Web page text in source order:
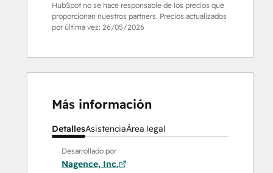
HubSpot no se hace responsable de los precios que
proporcionan nuestros partners. Precios actualizados
por última vez: 26/05/2026
Más información
DetallesAsistenciaÁrea legal
Desarrollado por
Nagence, Inc.